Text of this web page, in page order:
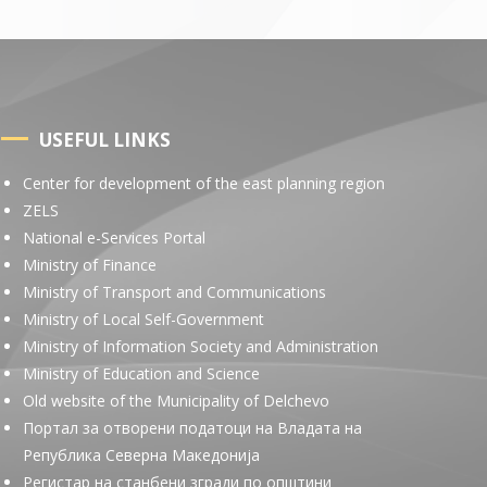
USEFUL LINKS
Center for development of the east planning region
ZELS
National e-Services Portal
Ministry of Finance
Ministry of Transport and Communications
Ministry of Local Self-Government
Ministry of Information Society and Administration
Ministry of Education and Science
Old website of the Municipality of Delchevo
Портал за отворени податоци на Владата на
Република Северна Македонија
Регистар на станбени згради по општини